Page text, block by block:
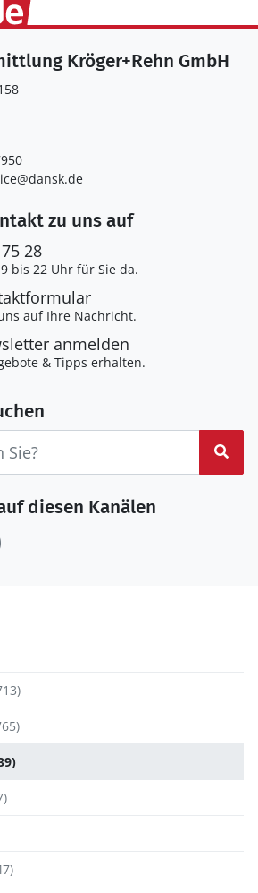
Kröger+Rehn GmbH
zu uns auf
28
bis 22 Uhr für Sie da.
auf Ihre Nachricht.
anmelden
& Tipps erhalten.
diesen Kanälen